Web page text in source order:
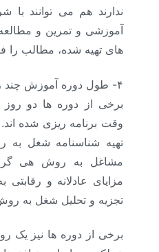
ندارند هم می توانند با
آموزشی و تمرین و
های تهیه شده، مطالب را
۴- طول دوره آموزش چند روز/ ساعت است؟
برخی از دوره ها دو
وقت برنامه ریزی شده
تهیه شناسنامه شغل به
مشاغل به روش هی
مزایای عادلانه و
تجزیه و تحلیل شغل به
برخی از دوره ها نیز یک